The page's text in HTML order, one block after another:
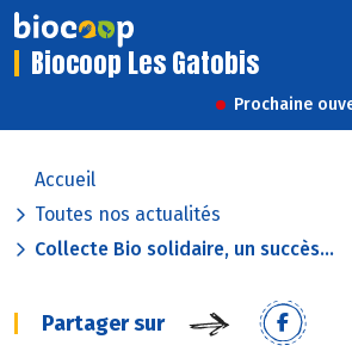
Biocoop Les Gatobis
Prochaine
Accueil
Toutes nos actualités
Collecte Bio solidaire, un succès...
Partager sur